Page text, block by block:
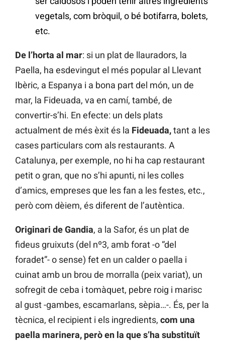
vegetals, com bròquil, o bé botifarra, bolets,
etc.
De l’horta al mar: si un plat de llauradors, la
Paella, ha esdevingut el més popular al Llevant
Ibèric, a Espanya i a bona part del món, un de
mar, la Fideuada, va en camí, també, de
convertir-s’hi. En efecte: un dels plats
actualment de més èxit és la Fideuada,tant a les
cases particulars com als restaurants. A
Catalunya, per exemple, no hi ha cap restaurant
petit o gran, que no s’hi apunti, ni les colles
d’amics, empreses que les fan a les festes, etc.,
però com dèiem, és diferent de l’autèntica.
Originari de Gandia, a la Safor, és un plat de
fideus gruixuts (del nº3, amb forat -o “del
foradet”- o sense) fet en un calder o paella i
cuinat amb un brou de morralla (peix variat), un
sofregit de ceba i tomàquet, pebre roig i marisc
al gust -gambes, escamarlans, sèpia…-. És, per la
tècnica, el recipient i els ingredients, com una
paella marinera, però en la que s’ha substituït